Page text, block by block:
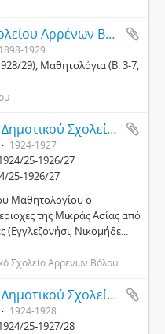
Αρχείο 1ου Δημοτικού Σχολείου Αρρένων Βόλου
1898-1929
29), Μαθητολόγια (Β. 3-7,
Αρχείο 1ου Προσφυγικού Δημοτικού Σχολείου Αρρένων Βόλου (4τάξιο)
1924-1927
25-1926/27
25-1926/27
Μαθητολογίου ο
της Μικράς Ασίας από
(Εγγλεζονήσι, Νικομήδε...
Σχολείο Αρρένων Βόλου
Αρχείο 1ου Προσφυγικού Δημοτικού Σχολείου Θηλέων Βόλου (4τάξιου)
1924-1928
25-1927/28